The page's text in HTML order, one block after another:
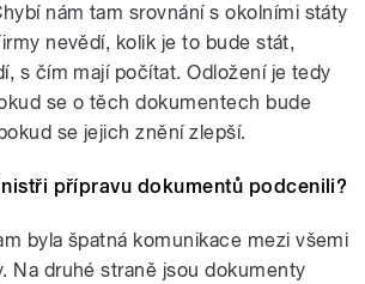
nám tam srovnání s okolními státy
nevědí, kolik je to bude stát,
s čím mají počítat. Odložení je tedy
se o těch dokumentech bude
se jejich znění zlepší.
přípravu dokumentů podcenili?
byla špatná komunikace mezi všemi
Na druhé straně jsou dokumenty